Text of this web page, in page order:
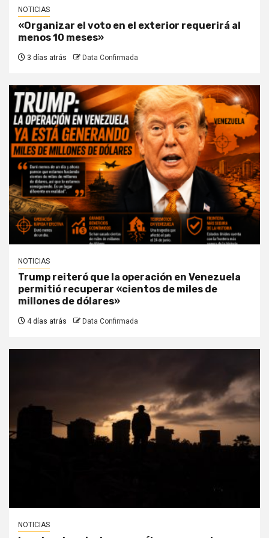
NOTICIAS
«Organizar el voto en el exterior requerirá al
menos 10 meses»
3 días atrás Data Confirmada
NOTICIAS
Trump reiteró que la operación en Venezuela
permitió recuperar «cientos de miles de
millones de dólares»
4 días atrás Data Confirmada
NOTICIAS